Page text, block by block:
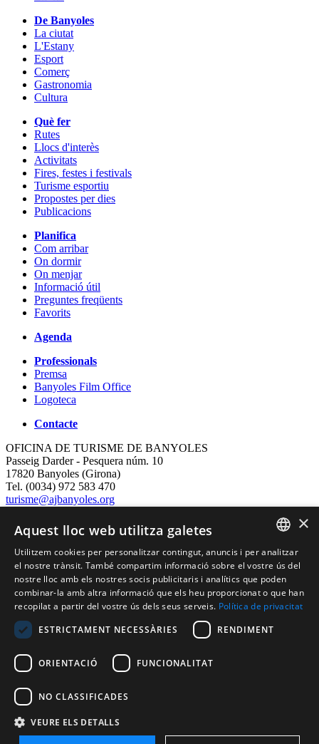
De Banyoles
La ciutat
L'Estany
Esport
Comerç
Gastronomia
Cultura
Què fer
Rutes
Llocs d'interès
Activitats
Fires, festes i festivals
Turisme esportiu
Propostes per dies
Publicacions
Planifica
Com arribar
On dormir
On menjar
Informació útil
Preguntes freqüents
Favorits
Agenda
Professionals
Premsa
Banyoles Film Office
Logoteca
Contacte
OFICINA DE TURISME DE BANYOLES
Passeig Darder - Pesquera núm. 10
17820 Banyoles (Girona)
Tel. (0034) 972 583 470
turisme@ajbanyoles.org
Segueix-nos
Amb el suport de:
CATALAN
ENGLISH
FRENCH
SPANISH
×
Aquest lloc web utilitza galetes
Utilitzem cookies per personalitzar contingut, anuncis i per analitzar
el nostre trànsit. També compartim informació sobre el vostre ús del
nostre lloc amb els nostres socis publicitaris i analítics que poden
combinar-la amb altra informació que els heu proporcionat o que han
recopilat a partir del vostre ús dels seus serveis. Política de privacitat
ESTRICTAMENT NECESSÀRIES
RENDIMENT
ORIENTACIÓ FUNCIONALITAT
NO CLASSIFICADES
VEURE ELS DETALLS